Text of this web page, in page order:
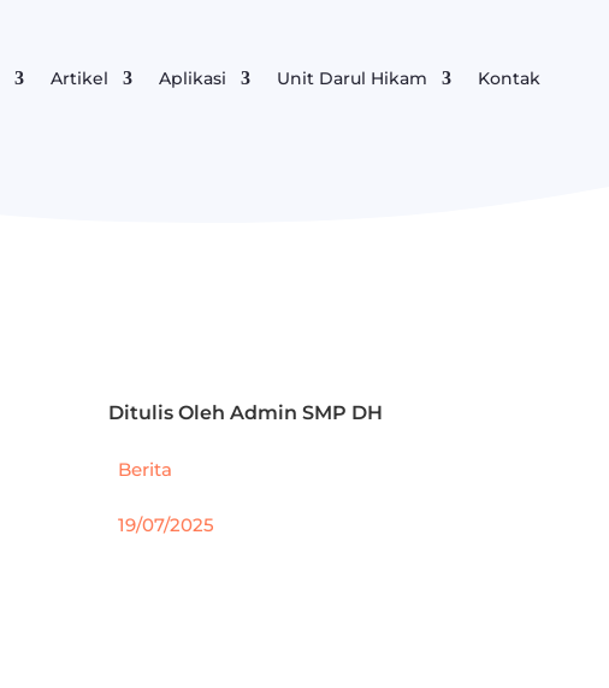
Artikel Aplikasi Unit Darul Hikam Kontak
Ditulis OlehAdmin SMP DH
Berita
19/07/2025